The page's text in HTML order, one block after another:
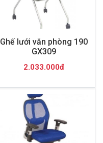
Ghế lưới văn phòng 190
GX309
2.033.000đ